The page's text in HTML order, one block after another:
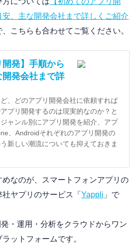
、主な開発会社まで詳しくご紹介
こちらも合わせてご覧ください。
開発】手順から
発会社まで詳
、どのアプリ開発会社に依頼すれば
プリ開発するのは現実的なのか？と
ャンル別にアプリ開発を紹介、アプ
、Androidそれぞれのアプリ開発の
新しい潮流についても抑えておきま
なのが、スマートフォンアプリの
ヤプリのサービス「 Yappli 」で
・運用・分析をクラウドからワン
ットフォームです。